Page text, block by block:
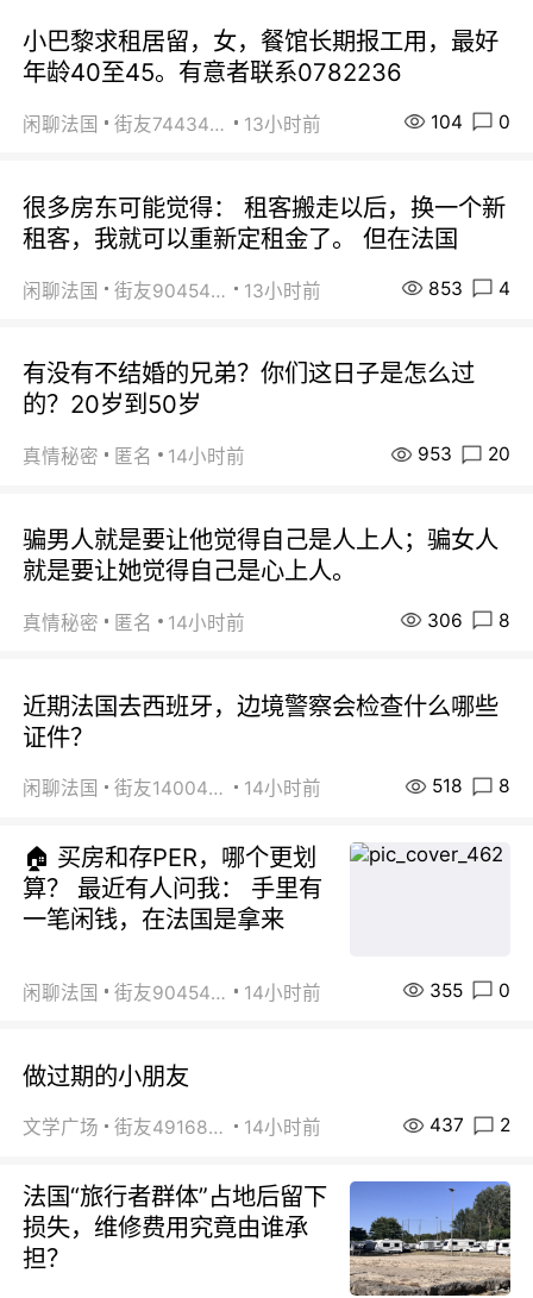
小巴黎求租居留，女，餐馆长期报工用，最好
年龄40至45。有意者联系0782236
闲聊法国 街友74434350 13小时前 104 0
很多房东可能觉得： 租客搬走以后，换一个新
租客，我就可以重新定租金了。 但在法国
闲聊法国 街友90454511 13小时前 853 4
有没有不结婚的兄弟？你们这日子是怎么过
的？20岁到50岁
真情秘密 匿名 14小时前 953 20
骗男人就是要让他觉得自己是人上人；骗女人
就是要让她觉得自己是心上人。
真情秘密 匿名 14小时前 306 8
近期法国去西班牙，边境警察会检查什么哪些
证件？
闲聊法国 街友14004820 14小时前 518 8
🏠 买房和存PER，哪个更划
算？ 最近有人问我： 手里有
一笔闲钱，在法国是拿来
闲聊法国 街友90454511 14小时前 355 0
做过期的小朋友
文学广场 街友49168527 14小时前 437 2
法国“旅行者群体”占地后留下
损失，维修费用究竟由谁承
担？